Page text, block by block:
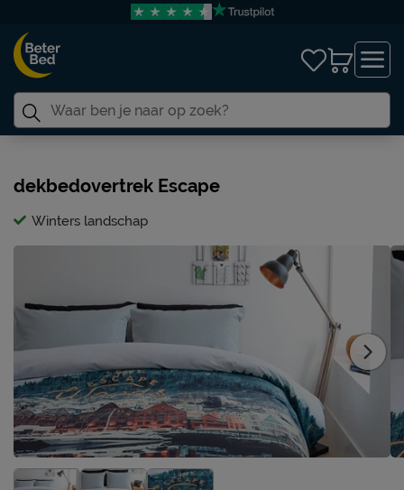
dekbedovertrek Escape
Winters landschap